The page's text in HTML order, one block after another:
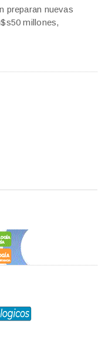
preparan nuevas
millones,